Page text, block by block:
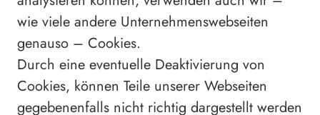
wie viele andere Unternehmenswebseiten
genauso – Cookies.
Durch eine eventuelle Deaktivierung von
Cookies, können Teile unserer Webseiten
gegebenenfalls nicht richtig dargestellt werden